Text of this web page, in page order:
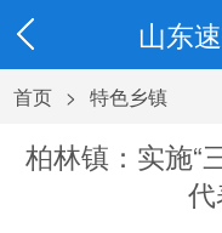
山东
首页 > 特色乡镇
柏林镇：实施“